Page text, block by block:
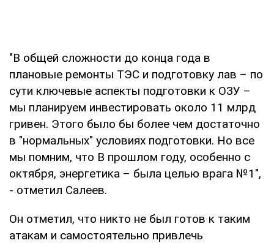
"В общей сложности до конца года в
плановые ремонты ТЭС и подготовку лав – по
сути ключевые аспекты подготовки к ОЗУ –
мы планируем инвестировать около 11 млрд
гривен. Этого было бы более чем достаточно
в "нормальных" условиях подготовки. Но все
мы помним, что В прошлом году, особенно с
октября, энергетика – была целью врага №1",
- отметил Салеев.
Он отметил, что никто не был готов к таким
атакам и самостоятельно привлечь